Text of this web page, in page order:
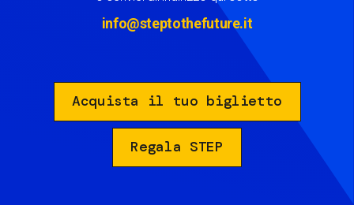
info@steptothefuture.it
Acquista il tuo biglietto
Regala STEP